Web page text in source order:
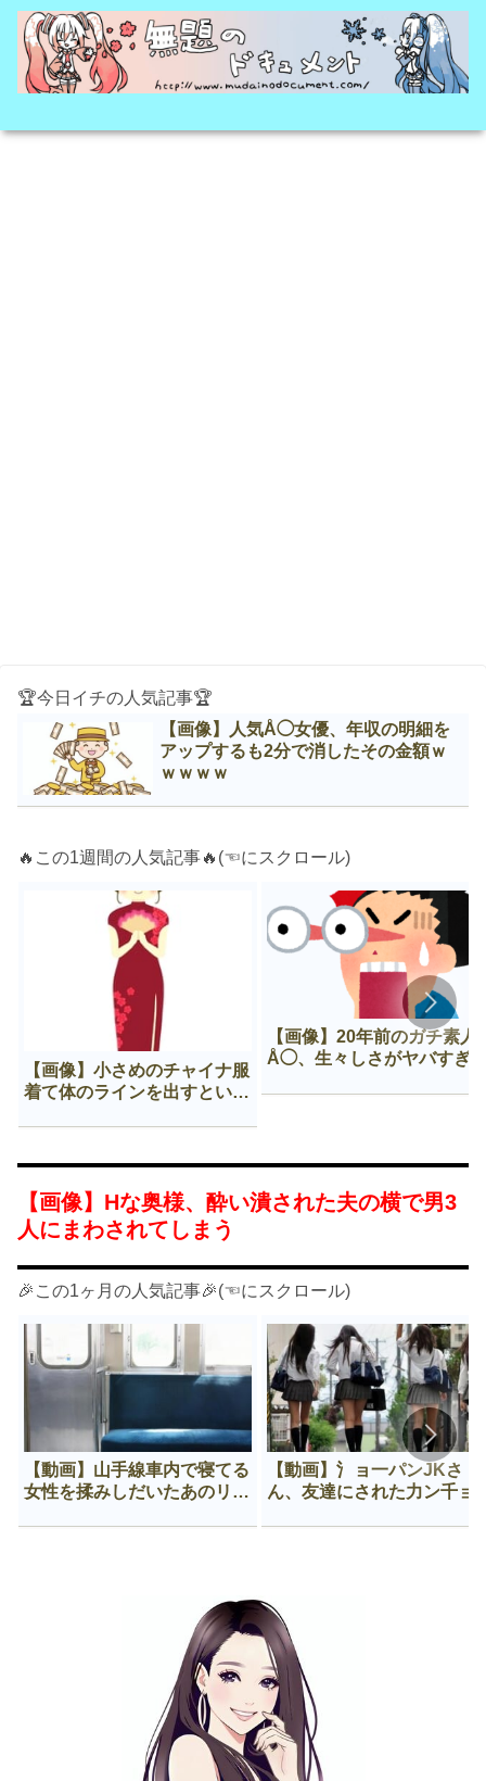
🏆今日イチの人気記事🏆
【画像】人気Å◯女優、年収の明細を
アップするも2分で消したその金額ｗ
ｗｗｗｗ
🔥この1週間の人気記事🔥(☜にスクロール)
【画像】小さめのチャイナ服
着て体のラインを出すという
【画像】20年前のガチ素人
Å◯、生々しさがヤバすぎ
【画像】Нな奥様、酔い潰された夫の横で男3
人にまわされてしまう
🎉この1ヶ月の人気記事🎉(☜にスクロール)
【動画】山手線車内で寝てる
女性を揉みしだいたあのリー
【動画】氵ョ一パンJKさ
ん、友達にされた力ン千ョ